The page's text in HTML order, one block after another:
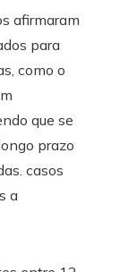
afirmaram
para
como o
que se
prazo
casos
a